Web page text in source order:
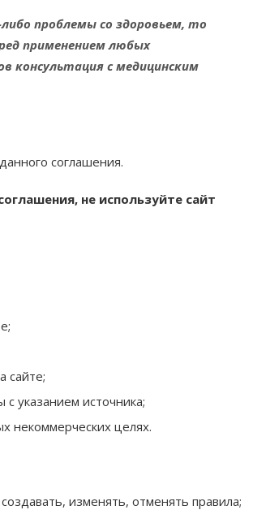
проблемы со здоровьем, то
применением любых
консультация с медицинским
соглашения.
не используйте сайт
сайте;
указанием источника;
некоммерческих целях.
изменять, отменять правила;